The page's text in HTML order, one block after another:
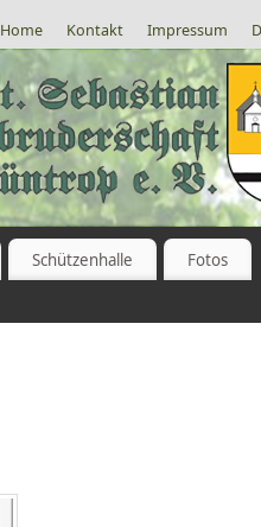
Home Kontakt Impressum
Schützenhalle
Fotos